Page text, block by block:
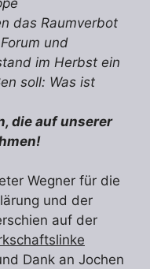
das Raumverbot
und
im Herbst ein
soll: Was ist
die auf unserer
Wegner für die
und der
auf der
Dank an Jochen